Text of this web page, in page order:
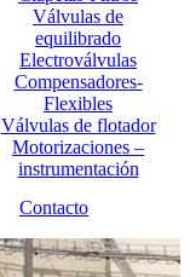
Válvulas de
equilibrado
Electroválvulas
Compensadores-
Flexibles
Válvulas de flotador
Motorizaciones –
instrumentación
Contacto